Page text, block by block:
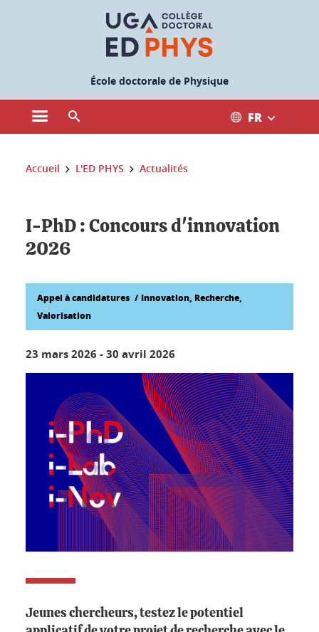
École doctorale de Physique
Ouvrir le menu principal FR
Vous êtes ici :
Accueil L'ED PHYS Actualités
I-PhD : Concours d'innovation
2026
Appel à candidatures
Innovation, Recherche,
Valorisation
23 mars 2026 -30 avril 2026
Jeunes chercheurs, testez le potentiel